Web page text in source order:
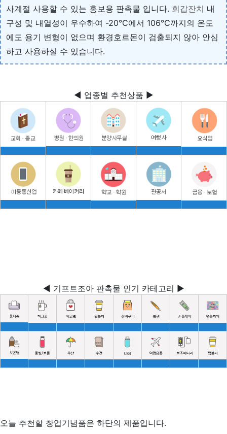
사계절 사용할 수 있는 홍보용 판촉물 입니다. 회갑잔치 내
구성 및 내열성이 우수하여 -20°C에서 106°C까지의 온도
에도 용기 변형이 없으며 환경호르몬이 검출되지 않아 안심
하고 사용하실 수 있습니다.
◀ 업종별 추천상품 ▶
◀ 기프트조아 판촉물 인기 카테고리 ▶
오늘 추천할 창업기념품은 하단의 제품입니다.